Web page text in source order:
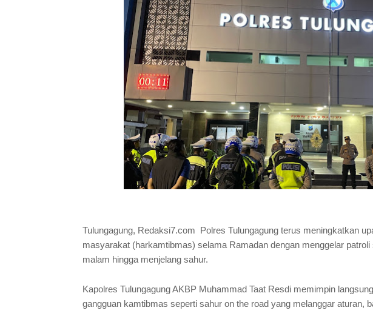
Tulungagung, Redaksi7.com Polres Tulungagung terus meningkatkan
masyarakat (harkamtibmas) selama Ramadan dengan menggelar
malam hingga menjelang sahur.
Kapolres Tulungagung AKBP Muhammad Taat Resdi memimpin
gangguan kamtibmas seperti sahur on the road yang melanggar aturan,